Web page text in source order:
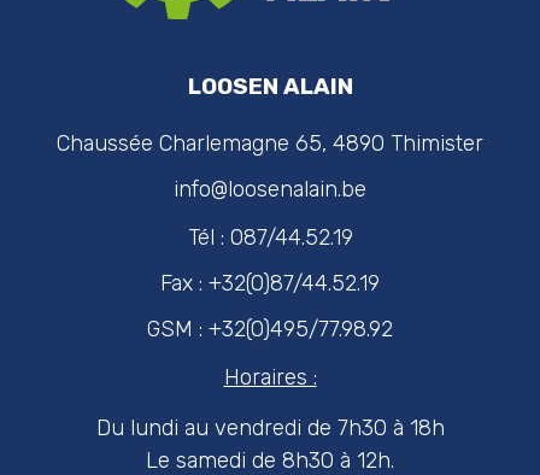
LOOSEN ALAIN
Chaussée Charlemagne 65, 4890 Thimister
info@loosenalain.be
Tél : 087/44.52.19
Fax : +32(0)87/44.52.19
GSM : +32(0)495/77.98.92
Horaires :
Du lundi au vendredi de 7h30 à 18h
Le samedi de 8h30 à 12h.